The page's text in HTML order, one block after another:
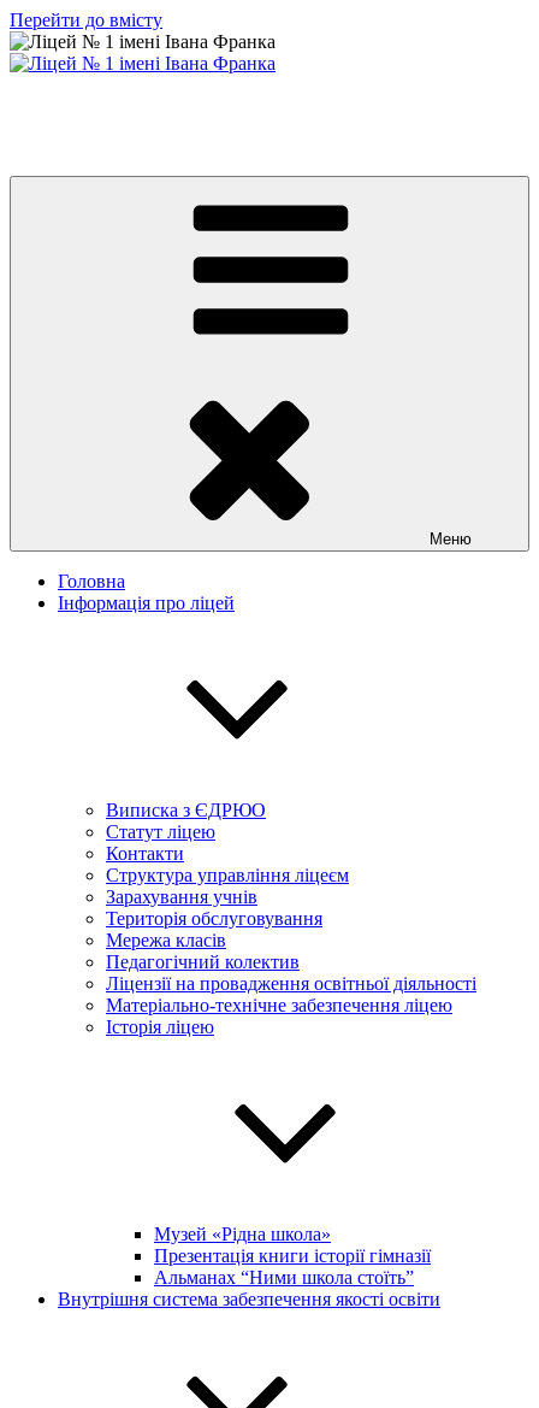
Перейти до вмісту
Меню
Головна
Інформація про ліцей
Виписка з ЄДРЮО
Статут ліцею
Контакти
Структура управління ліцеєм
Зарахування учнів
Територія обслуговування
Мережа класів
Педагогічний колектив
Ліцензії на провадження освітньої діяльності
Матеріально-технічне забезпечення ліцею
Історія ліцею
Музей «Рідна школа»
Презентація книги історії гімназії
Альманах “Ними школа стоїть”
Внутрішня система забезпечення якості освіти